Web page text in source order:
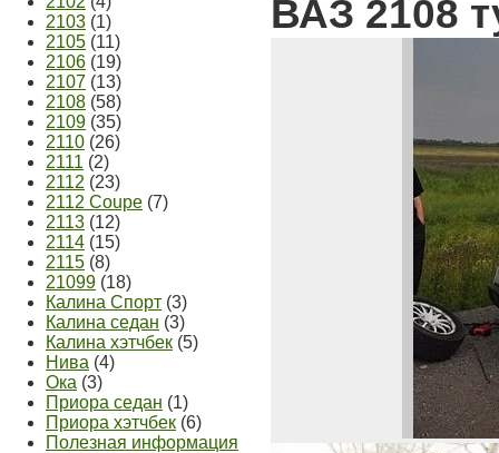
2103 (1)
2105 (11)
2106 (19)
2107 (13)
2108 (58)
2109 (35)
2110 (26)
2111 (2)
2112 (23)
2112 Coupe (7)
2113 (12)
2114 (15)
2115 (8)
21099 (18)
Калина Спорт (3)
Калина седан (3)
Калина хэтчбек (5)
Нива (4)
Ока (3)
Приора седан (1)
Приора хэтчбек (6)
Полезная информация
ВАЗ 2108